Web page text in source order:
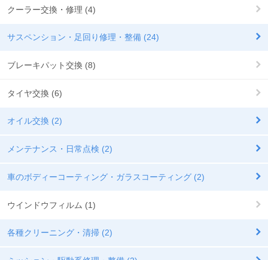
クーラー交換・修理 (4)
サスペンション・足回り修理・整備 (24)
ブレーキパット交換 (8)
タイヤ交換 (6)
オイル交換 (2)
メンテナンス・日常点検 (2)
車のボディーコーティング・ガラスコーティング (2)
ウインドウフィルム (1)
各種クリーニング・清掃 (2)